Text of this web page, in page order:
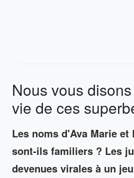
Nous vous
vie de ces
Les noms d'Ava Marie et
sont-ils familiers ? Les
devenues virales à un